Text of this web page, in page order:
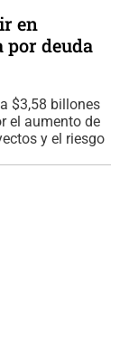
en
por deuda
$3,58 billones
el aumento de
y el riesgo